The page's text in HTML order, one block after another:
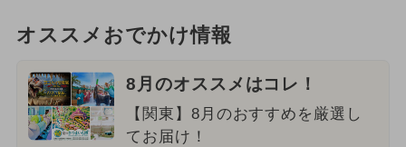
オススメおでかけ情報
8月のオススメはコレ！
【関東】8月のおすすめを厳選し
てお届け！